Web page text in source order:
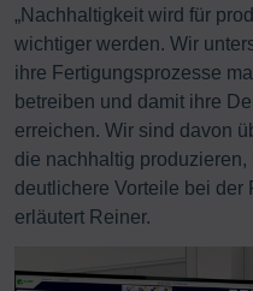
„Nachhaltigkeit wird für
wichtiger werden. Wir
ihre Fertigungsprozesse
betreiben und damit ihre
erreichen. Wir sind davon
die nachhaltig
deutlichere Vorteile bei der
erläutert Reiner.